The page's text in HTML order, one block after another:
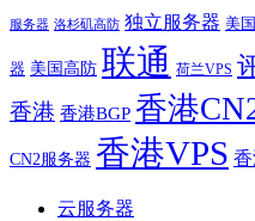
服务器 洛杉矶高防 独立服务器 美国
器 美国高防 联通 荷兰VPS
香港 香港BGP 香港
CN2服务器 香港VPS
云服务器